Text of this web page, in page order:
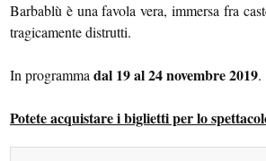
Barbablù è una favola vera, immersa fra
tragicamente distrutti.
In programmadal 19 al 24 novembre 2019.
Potete acquistare i biglietti per lo